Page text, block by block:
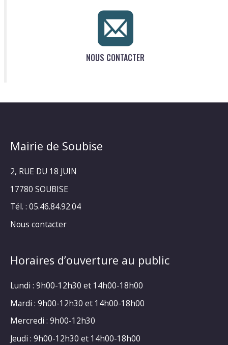
NOUS CONTACTER
Mairie de Soubise
2, RUE DU 18 JUIN
17780 SOUBISE
Tél. : 05.46.84.92.04
Nous contacter
Horaires d’ouverture au public
Lundi : 9h00-12h30 et 14h00-18h00
Mardi : 9h00-12h30 et 14h00-18h00
Mercredi : 9h00-12h30
Jeudi : 9h00-12h30 et 14h00-18h00